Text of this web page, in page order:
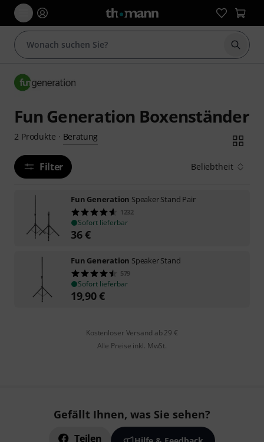
Suche
Fun Generation Boxenständer
2 Produkte · Beratung
Filter Beliebtheit
Fun Generation Speaker Stand Pair
1232
Sofort lieferbar
36€
Fun Generation Speaker Stand
579
Sofort lieferbar
19,90€
Kostenloser Versand ab 29 €
Alle Preise inkl. MwSt.
Gefällt Ihnen, was Sie sehen?
Teilen